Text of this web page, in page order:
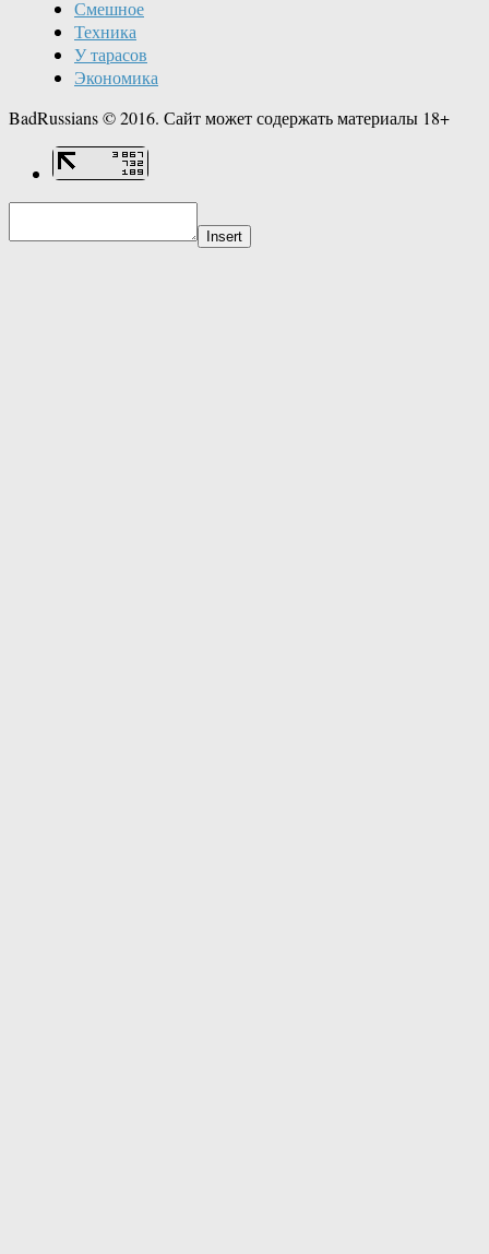
Смешное
Техника
У тарасов
Экономика
BadRussians © 2016. Сайт может содержать материалы 18+
Insert